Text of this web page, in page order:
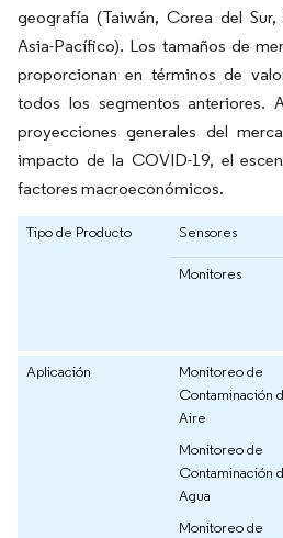
geografía (Taiwán, Corea del
Asia-Pacífico). Los tamaños de
proporcionan en términos de
todos los segmentos anteriores.
proyecciones generales del
impacto de la COVID-19, el
factores macroeconómicos.
Tipo de Producto Sensores
Monitores
Aplicación
Monitoreo de
Contaminación
Aire
Monitoreo de
Contaminación
Agua
Monitoreo de